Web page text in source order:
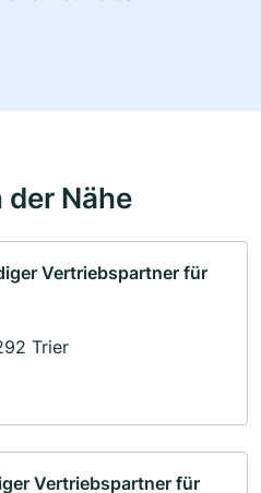
Nähe
Vertriebspartner für
Trier
Vertriebspartner für